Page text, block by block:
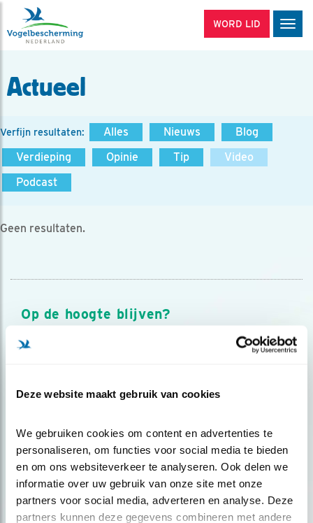
Deze website maakt gebruik van cookies
We gebruiken cookies om content en advertenties te
personaliseren, om functies voor social media te bieden
en om ons websiteverkeer te analyseren. Ook delen we
informatie over uw gebruik van onze site met onze
partners voor social media, adverteren en analyse. Deze
partners kunnen deze gegevens combineren met andere
WORD LID
Actueel
Verfijn resultaten: Alles Nieuws
Blog
Verdieping
Opinie Tip
Video
Podcast
Geen resultaten.
Op de hoogte blijven?
Meld je aan en ontvang nieuws, inspiratie, acties en tips
over vogels en activiteiten van Vogelbescherming.